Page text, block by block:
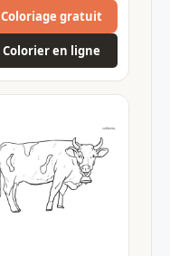
Coloriage gratuit
Colorier en ligne